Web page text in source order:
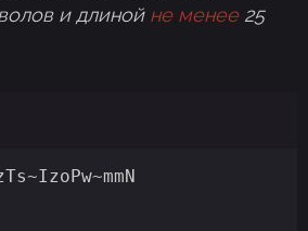
и длиной не менее25